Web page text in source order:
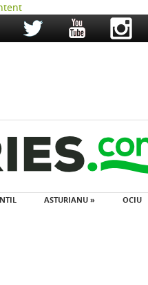
ASTURIANU » OCIU